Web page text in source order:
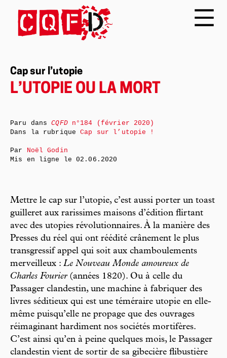
Cap sur l’utopie
L’UTOPIE OU LA MORT
Mettre le cap sur l’utopie, c’est aussi porter un toast
guilleret aux rarissimes maisons d’édition flirtant
avec des utopies révolutionnaires. À la manière des
Presses du réel qui ont réédité crânement le plus
transgressif appel qui soit aux chamboulements
merveilleux : Le Nouveau Monde amoureux de
Charles Fourier(années 1820). Ou à celle du
Passager clandestin, une machine à fabriquer des
livres séditieux qui est une téméraire utopie en elle-
même puisqu’elle ne propage que des ouvrages
réimaginant hardiment nos sociétés mortifères.
C’est ainsi qu’en à peine quelques mois, le Passager
clandestin vient de sortir de sa gibecière flibustière
Paru dansCQFDn°184 (février 2020)
Dans la rubriqueCap sur l’utopie !
Par Noël Godin
Mis en ligne le02.06.2020